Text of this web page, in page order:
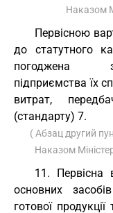
Наказом
Первісною
до статутного
погоджена
підприємства їх
витрат,
(стандарту) 7.
( Абзац другий
Наказом
11. Первісна
основних
готової